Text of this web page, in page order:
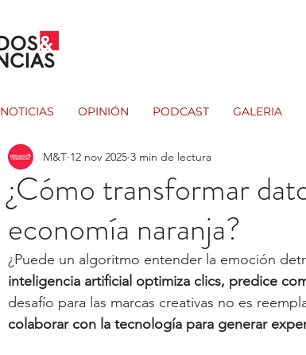
NOTICIAS OPINIÓN PODCAST GALERIA
¿Cómo transformar
economía naranja?
M&T 12 nov 2025 3 min de lectura
¿Puede un algoritmo entender la emoción
inteligencia artificial optimiza clics, predice
desafío para las marcas creativas no es
colaborar con la tecnología para generar